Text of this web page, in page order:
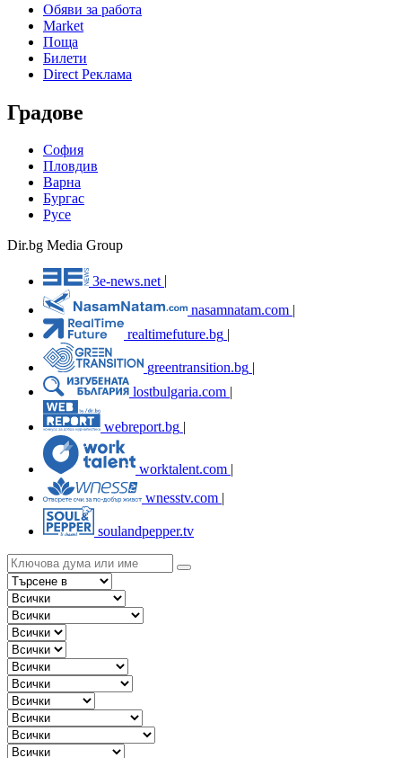
Обяви за работа
Market
Поща
Билети
Direct Реклама
Градове
София
Пловдив
Варна
Бургас
Русе
Dir.bg Media Group
3e-news.net
nasamnatam.com |
realtimefuture.bg |
greentransition.bg |
lostbulgaria.com |
webreport.bg
worktalent.com |
wnesstv.com |
soulandpepper.tv